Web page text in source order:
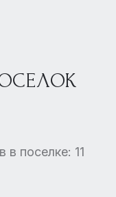
в поселке: 11